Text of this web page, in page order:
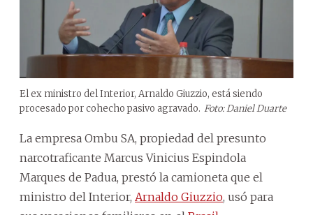
El ex ministro del Interior, Arnaldo Giuzzio, está siendo
procesado por cohecho pasivo agravado. Foto: Daniel Duarte
La empresa Ombu SA, propiedad del presunto
narcotraficante Marcus Vinicius Espindola
Marques de Padua, prestó la camioneta que el
ministro del Interior, Arnaldo Giuzzio, usó para